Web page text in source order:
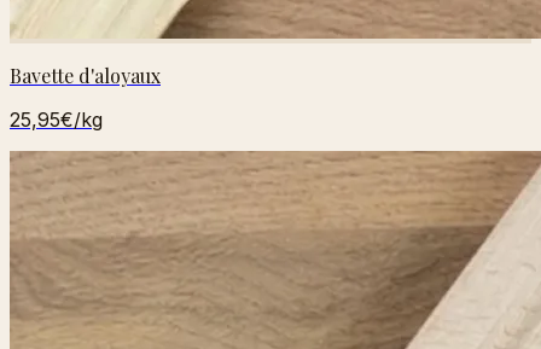
Bavette d'aloyaux
25,95€/kg